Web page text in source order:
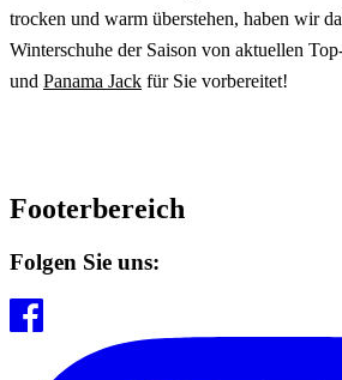
trocken und warm überstehen, haben wir
Winterschuhe der Saison von aktuellen
und Panama Jack für Sie vorbereitet!
Footerbereich
Folgen Sie uns: